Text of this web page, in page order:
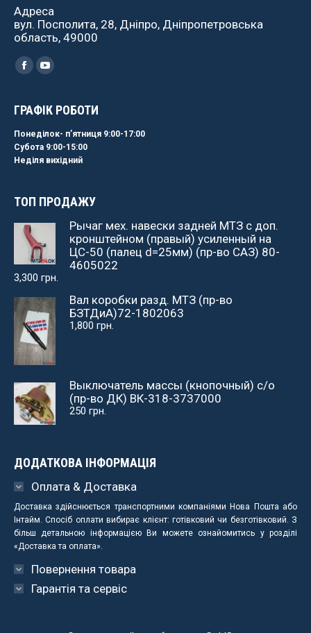
Адреса
вул. Посполита, 28, Дніпро, Дніпропетровська
область, 49000
Найдите нас:
Facebook
YouTube
ГРАФІК РОБОТИ
Понеділок- пʼятниця 9:00-17:00
Субота 9:00-15:00
Неділя вихідний
ТОП ПРОДАЖУ
Рычаг мех. навески задней МТЗ с доп.
кронштейном (правый) усиленный на
ЦС-50 (палец d=25мм) (пр-во САЗ) 80-
4605022
3,300 грн.
Вал коробки разд. МТЗ (пр-во
БЗТДиА)72-1802063
1,800 грн.
Выключатель массы (кнопочный) с/о
(пр-во ДК) ВК-318-3737000
250 грн.
ДОДАТКОВА ІНФОРМАЦІЯ
Оплата & Доставка
Доставка здійснюється транспортними компаніями Нова Пошта або
Інтайм. Спосіб оплати вибирає клієнт: готівковий чи безготівковий. З
більш детальною інформацією Ви можете ознайомитись у розділі
«Доставка та оплата».
Повернення товара
Гарантія та сервіс